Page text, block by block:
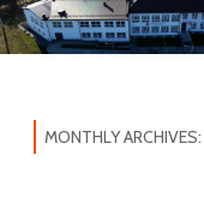
MONTHLY ARCHIVES: